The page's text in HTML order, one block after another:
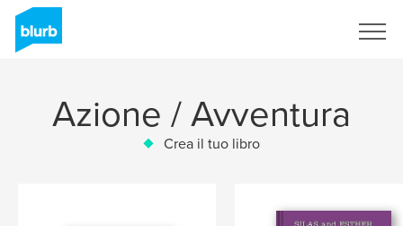
Azione / Avventura
Crea il tuo libro